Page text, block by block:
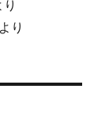
り
より